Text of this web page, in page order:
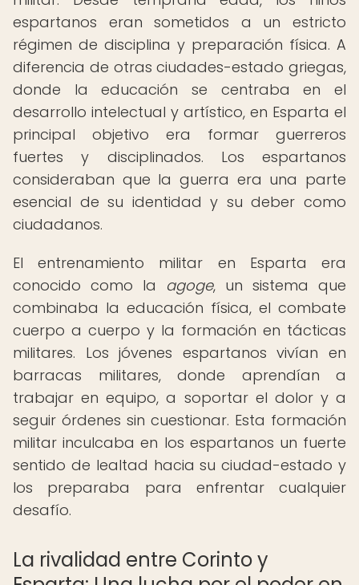
espartanos eran sometidos a un estricto
régimen de disciplina y preparación física. A
diferencia de otras ciudades-estado griegas,
donde la educación se centraba en el
desarrollo intelectual y artístico, en Esparta el
principal objetivo era formar guerreros
fuertes y disciplinados. Los espartanos
consideraban que la guerra era una parte
esencial de su identidad y su deber como
ciudadanos.
El entrenamiento militar en Esparta era
conocido como la agoge, un sistema que
combinaba la educación física, el combate
cuerpo a cuerpo y la formación en tácticas
militares. Los jóvenes espartanos vivían en
barracas militares, donde aprendían a
trabajar en equipo, a soportar el dolor y a
seguir órdenes sin cuestionar. Esta formación
militar inculcaba en los espartanos un fuerte
sentido de lealtad hacia su ciudad-estado y
los preparaba para enfrentar cualquier
desafío.
La rivalidad entre Corinto y